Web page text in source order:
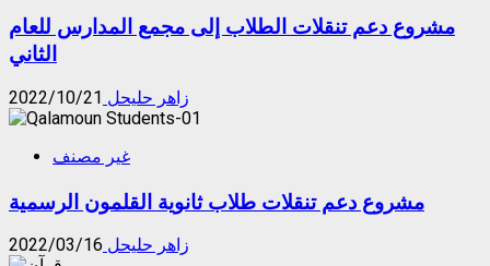
مشروع دعم تنقلات الطلاب إلى مجمع المدارس للعام
الثاني
زاهر حليحل 2022/10/21
غير مصنف
مشروع دعم تنقلات طلاب ثانوية القلمون الرسمية
زاهر حليحل 2022/03/16